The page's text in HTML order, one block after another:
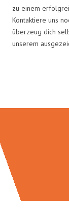
zu einem
Kontaktiere uns
überzeug dich
unserem